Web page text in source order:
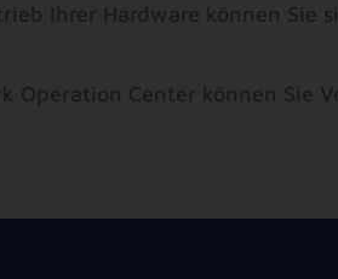
Ihrer Hardware können
Operation Center können Sie